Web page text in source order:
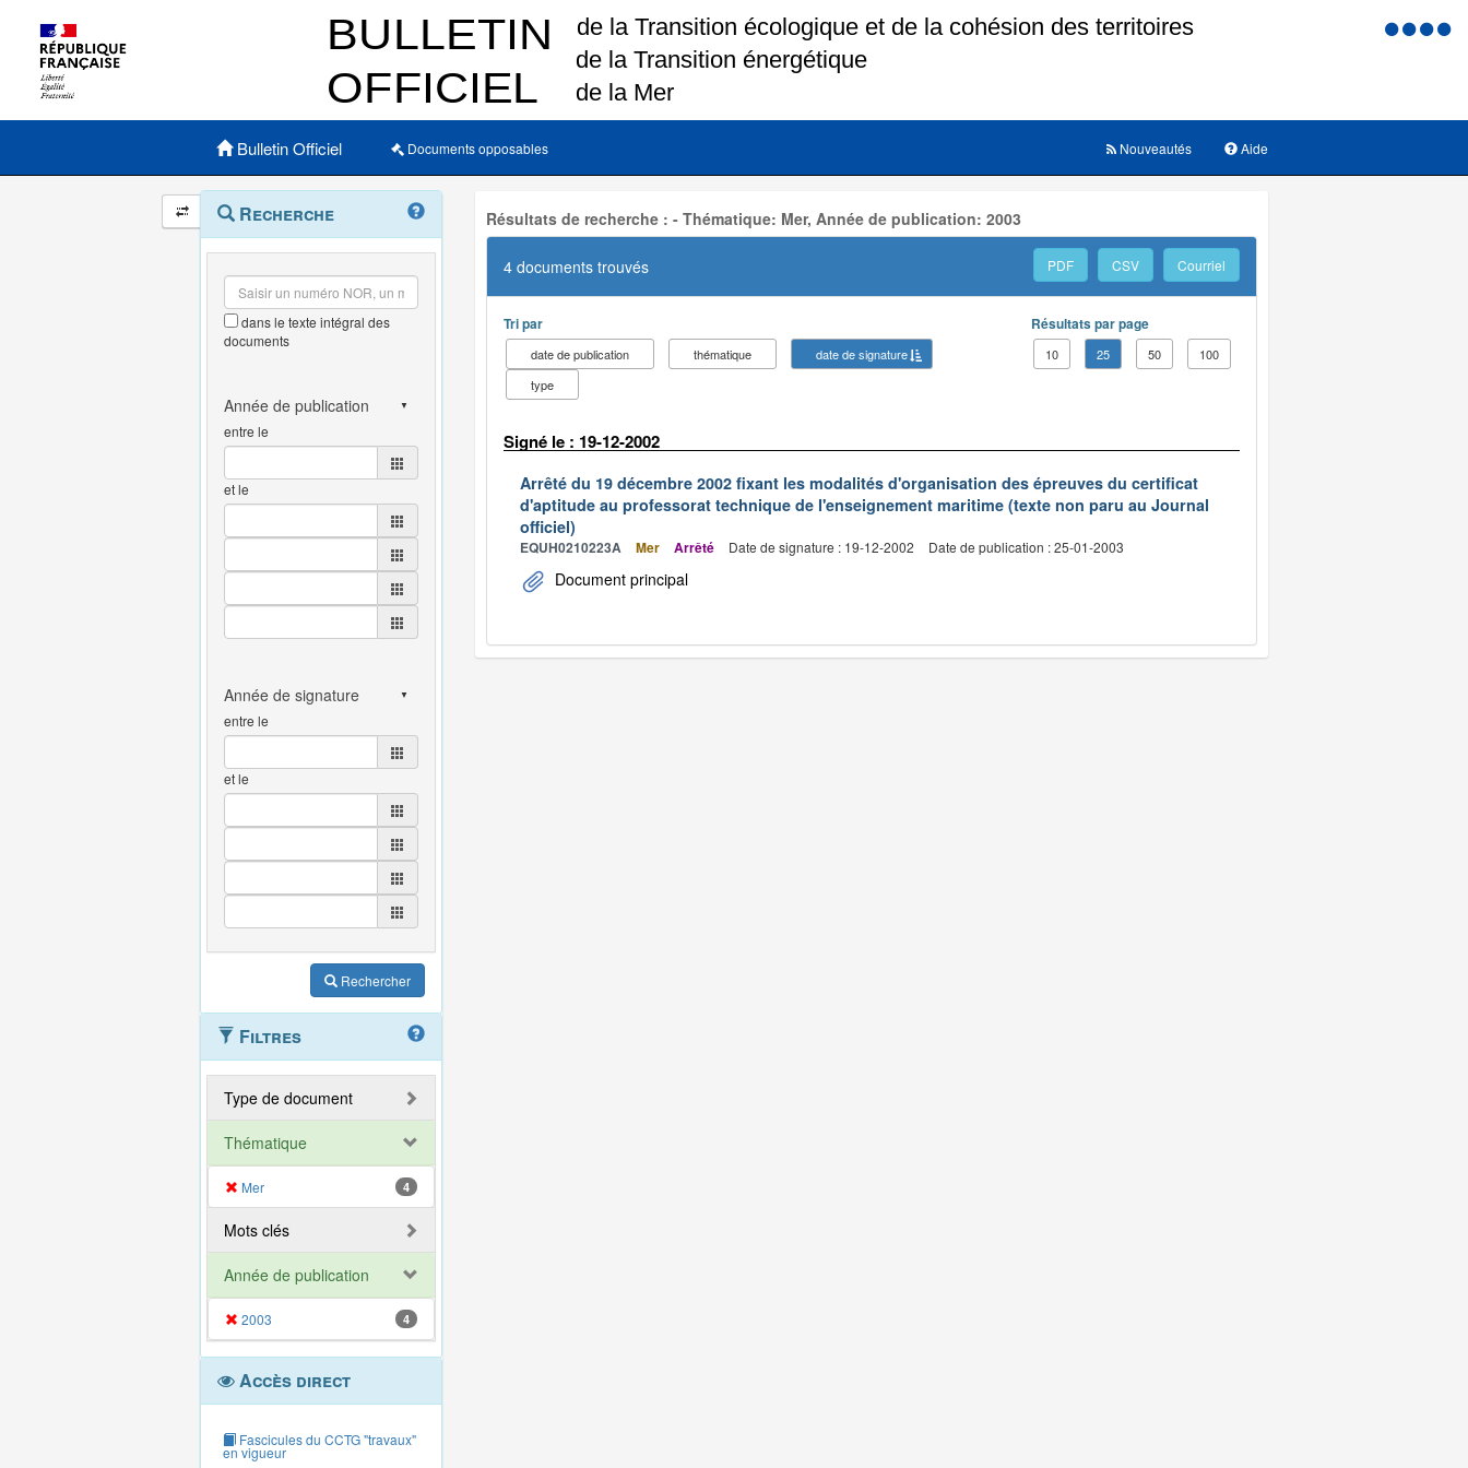
Menu
Menu principal
Bulletin Officiel Documents opposables Aide
Nouveautés
Navigation
et
outils
annexes
Menu
contextuel
Recherche
dans le texte intégral des
documents
entre le
et le
entre le
et le
Rechercher
Filtres
Type de document
Thématique
Mer 4
Mots clés
Année de publication
2003 4
Accès direct
Fascicules du CCTG "travaux"
en vigueur
Résultats de recherche : - Thématique: Mer, Année de publication: 2003
4 documents trouvés PDF CSV Courriel
Tri par
date de publication thématique
date de signature
type
Résultats par page
10 25 50 100
Signé le : 19-12-2002
Arrêté du 19 décembre 2002 fixant les modalités d'organisation des épreuves du certificat
d'aptitude au professorat technique de l'enseignement maritime (texte non paru au Journal
officiel)
EQUH0210223A Mer Arrêté Date de signature : 19-12-2002 Date de publication : 25-01-2003
Document principal